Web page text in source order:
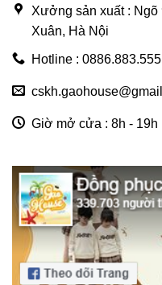
Xưởng sản xuất :
Xuân, Hà Nội
Hotline : 0886.883.555
Giờ mở cửa : 8h - 19h